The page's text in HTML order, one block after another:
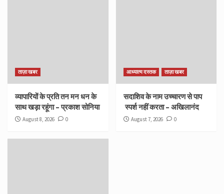
ताज़ा खबर
व्यापारियों के प्रति तन मन धन के
साथ खड़ा रहूंगा – प्रकाश सोनिया
August 8, 2026 0
आध्यात्म दस्तक ताज़ा खबर
सदाशिव के नाम उच्चारण से पाप
स्पर्श नहीं करता – अखिलानंद
August 7, 2026 0